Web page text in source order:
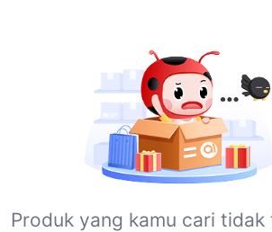
Produk yang kamu cari tidak